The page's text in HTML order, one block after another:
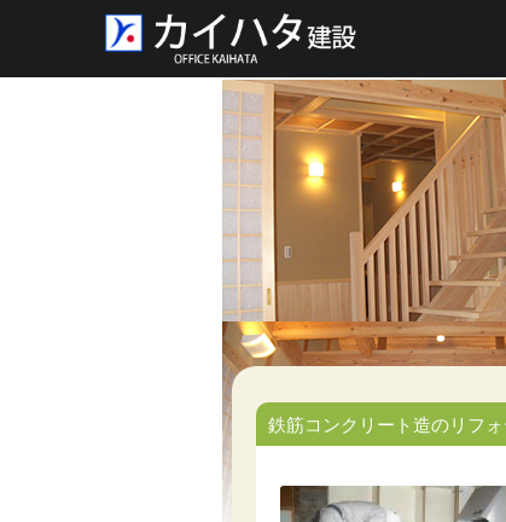
鉄筋コンクリート造のリフ